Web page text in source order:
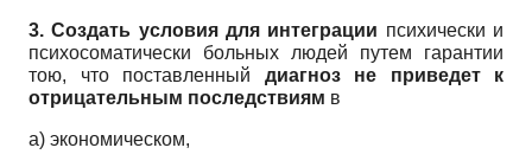
3. Создать условия для интеграции психически и
психосоматически больных людей путем гарантии
тою, что поставленный диагноз не приведет к
отрицательным последствиям в
а) экономическом,